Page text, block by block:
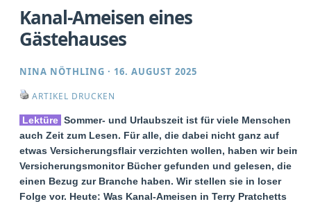
Kanal-Ameisen eines
Gästehauses
NINA NÖTHLING · 16. AUGUST 2025
ARTIKEL DRUCKEN
Lektüre Sommer- und Urlaubszeit ist für viele Menschen
auch Zeit zum Lesen. Für alle, die dabei nicht ganz auf
etwas Versicherungsflair verzichten wollen, haben wir beim
Versicherungsmonitor Bücher gefunden und gelesen, die
einen Bezug zur Branche haben. Wir stellen sie in loser
Folge vor. Heute: Was Kanal-Ameisen in Terry Pratchetts